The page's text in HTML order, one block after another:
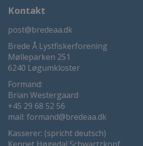
Kontakt
post@bredeaa.dk
Brede Å Lystfiskerforening
Mølleparken 251
6240 Løgumkloster
Formand:
Brian Westergaard
+45 29 68 52 56
mail: formand@bredeaa.dk
Kasserer: (spricht deutsch)